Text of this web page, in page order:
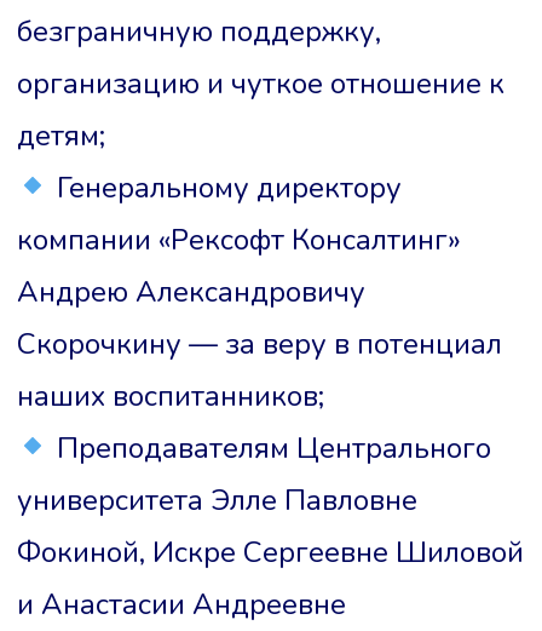
безграничную поддержку,
организацию и чуткое отношение к
детям;
Генеральному директору
компании «Рексофт Консалтинг»
Андрею Александровичу
Скорочкину — за веру в потенциал
наших воспитанников;
Преподавателям Центрального
университета Элле Павловне
Фокиной, Искре Сергеевне Шиловой
и Анастасии Андреевне